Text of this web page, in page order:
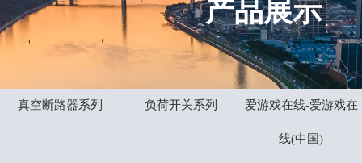
产品展示
真空断路器系列 负荷开关系列 爱游戏在线-爱游戏在
线(中国)